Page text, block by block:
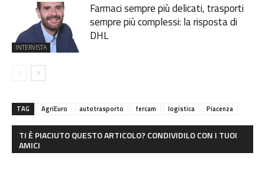
INTERVISTA
Farmaci sempre più delicati, trasporti
sempre più complessi: la risposta di
DHL
TAG AgriEuro autotrasporto fercam logistica Piacenza
TI È PIACIUTO QUESTO ARTICOLO? CONDIVIDILO CON I TUOI
AMICI